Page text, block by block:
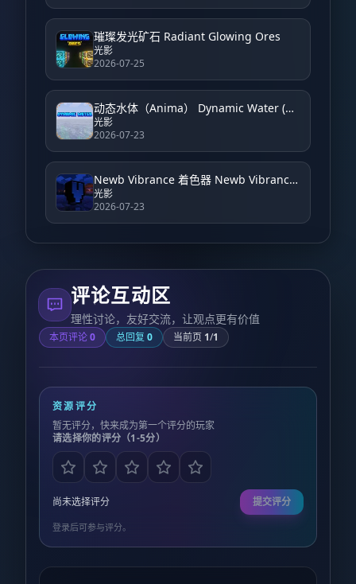
璀璨发光矿石 Radiant Glowing Ores
光影
2026-07-25
动态水体（Anima） Dynamic Water (Anima)
光影
2026-07-23
Newb Vibrance 着色器 Newb Vibrance Shader
光影
2026-07-23
评论互动区
理性讨论，友好交流，让观点更有价值
本页评论0 总回复 0 当前页 1/1
资源评分
暂无评分，快来成为第一个评分的玩家
请选择你的评分（1-5分）
尚未选择评分 提交评分
登录后可参与评分。